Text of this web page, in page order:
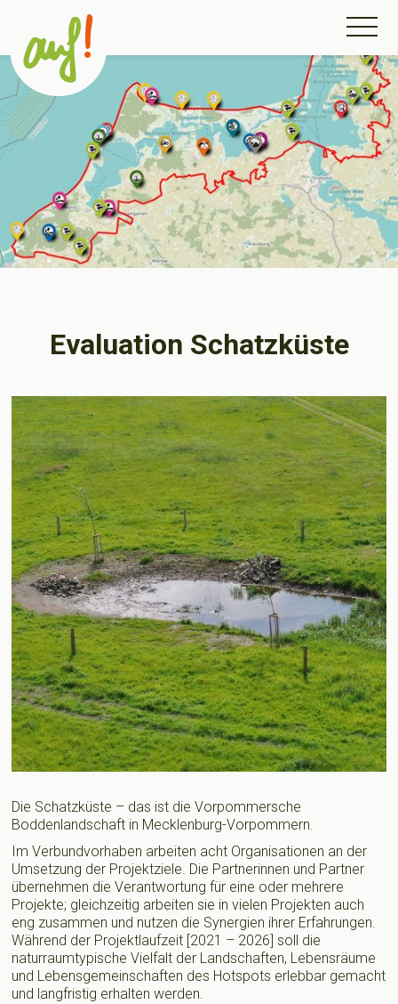
Evaluation Schatzküste
Die Schatzküste – das ist die Vorpommersche
Boddenlandschaft in Mecklenburg-Vorpommern.
Im Verbundvorhaben arbeiten acht Organisationen an der
Umsetzung der Projektziele. Die Partnerinnen und Partner
übernehmen die Verantwortung für eine oder mehrere
Projekte; gleichzeitig arbeiten sie in vielen Projekten auch
eng zusammen und nutzen die Synergien ihrer Erfahrungen.
Während der Projektlaufzeit [2021 – 2026] soll die
naturraumtypische Vielfalt der Landschaften, Lebensräume
und Lebensgemeinschaften des Hotspots erlebbar gemacht
und langfristig erhalten werden.